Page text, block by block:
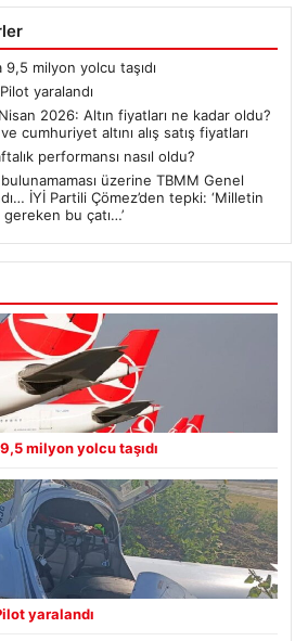
milyon yolcu taşıdı
yaralandı
2026: Altın fiyatları ne kadar oldu?
cumhuriyet altını alış satış fiyatları
performansı nasıl oldu?
bulunamaması üzerine TBMM Genel
İYİ Partili Çömez’den tepki: ‘Milletin
gereken bu çatı…’
milyon yolcu taşıdı
yaralandı